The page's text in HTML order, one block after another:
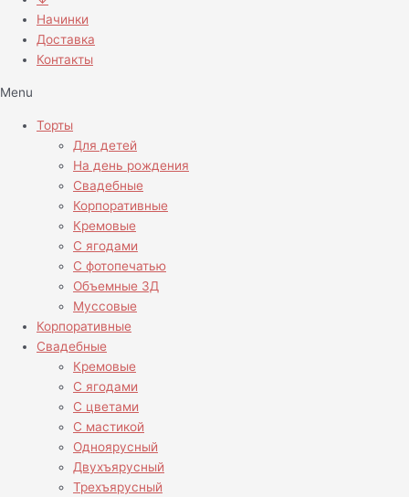
Начинки
Доставка
Контакты
Menu
Торты
Для детей
На день рождения
Свадебные
Корпоративные
Кремовые
С ягодами
С фотопечатью
Объемные 3Д
Муссовые
Корпоративные
Свадебные
Кремовые
С ягодами
С цветами
С мастикой
Одноярусный
Двухъярусный
Трехъярусный